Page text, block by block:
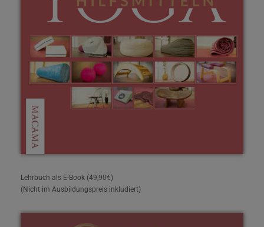
Lehrbuch als E-Book (49,90€)
(Nicht im Ausbildungspreis inkludiert)